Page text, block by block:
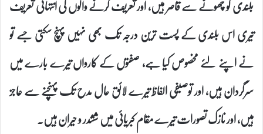
بلندی کو چھونے سے قاصر ہیں، اور تعریف کرنے والوں کی انتہائی تعریف
تیری اس بلندی کے پست ترین درجہ تک بھی نہیں پہنچ سکتی جسے تو
نے اپنے لئے مخصوص کیا ہے، صفتوں کے کارواں تیرے بارے میں
سرگردان ہیں، اور توصیفی الفاظ تیرے لائق حال مدح تک پہنچنے سے عاجز
ہیں، اور نازک تصورات تیرے مقام کبریائی میں ششدر و حیران ہیں۔